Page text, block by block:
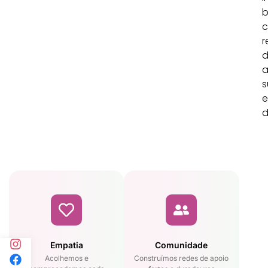
e
Empatia
Acolhemos e
Comunidade
Construímos redes de apoio